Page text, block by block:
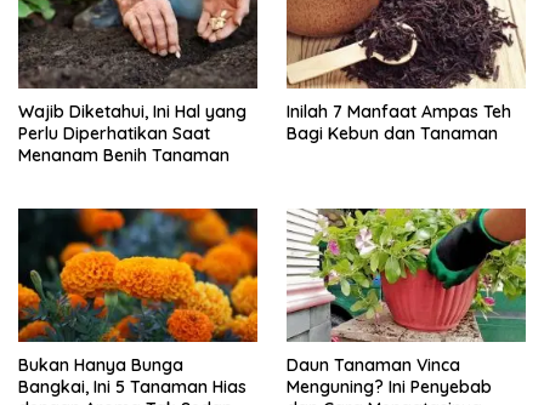
Wajib Diketahui, Ini Hal yang
Perlu Diperhatikan Saat
Menanam Benih Tanaman
Inilah 7 Manfaat Ampas Teh
Bagi Kebun dan Tanaman
Bukan Hanya Bunga
Bangkai, Ini 5 Tanaman Hias
Daun Tanaman Vinca
Menguning? Ini Penyebab